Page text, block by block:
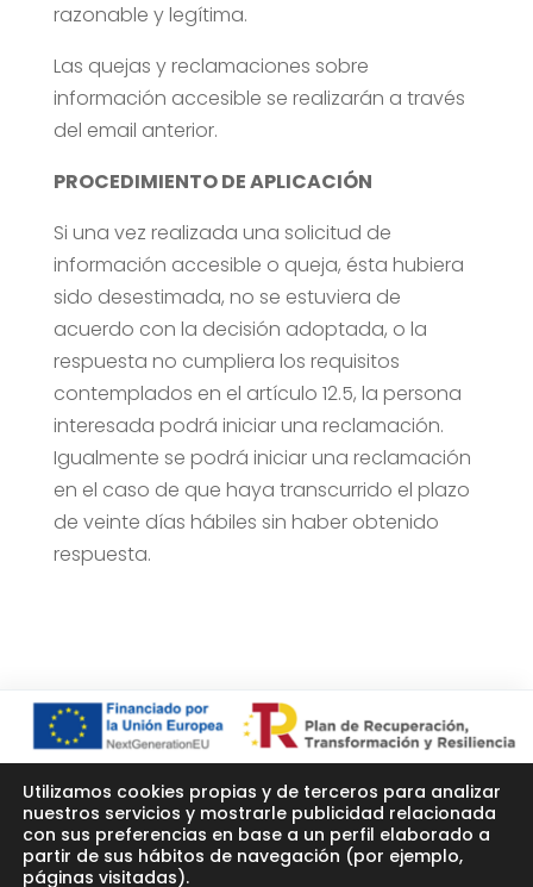
razonable y legítima.
Las quejas y reclamaciones sobre
información accesible se realizarán a través
del email anterior.
PROCEDIMIENTO DE APLICACIÓN
Si una vez realizada una solicitud de
información accesible o queja, ésta hubiera
sido desestimada, no se estuviera de
acuerdo con la decisión adoptada, o la
respuesta no cumpliera los requisitos
contemplados en el artículo 12.5, la persona
interesada podrá iniciar una reclamación.
Igualmente se podrá iniciar una reclamación
en el caso de que haya transcurrido el plazo
de veinte días hábiles sin haber obtenido
respuesta.
Aviso legal
Política de privacidad
Política de cookies
Declaración de accesibilidad
Utilizamos cookies propias y de terceros para analizar
nuestros servicios y mostrarle publicidad relacionada
con sus preferencias en base a un perfil elaborado a
partir de sus hábitos de navegación (por ejemplo,
páginas visitadas).